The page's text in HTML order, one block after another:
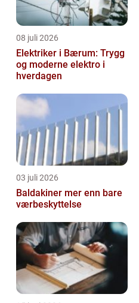
08 juli 2026
Elektriker i Bærum: Trygg
og moderne elektro i
hverdagen
03 juli 2026
Baldakiner mer enn bare
værbeskyttelse